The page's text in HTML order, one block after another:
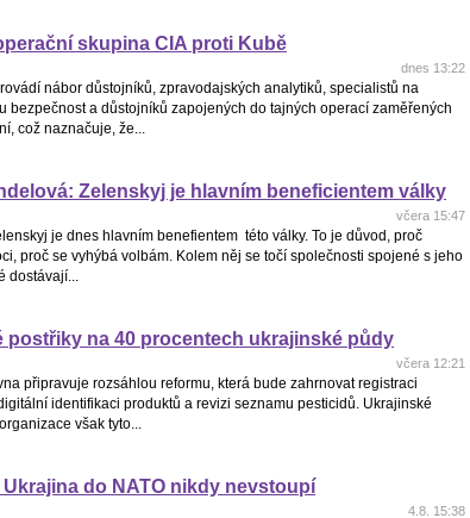
skupina CIA proti Kubě
dnes 13:22
nábor důstojníků, zpravodajských analytiků, specialistů na
bezpečnost a důstojníků zapojených do tajných operací zaměřených
což naznačuje, že...
Zelenskyj je hlavním beneficientem války
včera 15:47
je dnes hlavním benefientem této války. To je důvod, proč
proč se vyhýbá volbám. Kolem něj se točí společnosti spojené s jeho
dostávají...
postřiky na 40 procentech ukrajinské půdy
včera 12:21
připravuje rozsáhlou reformu, která bude zahrnovat registraci
identifikaci produktů a revizi seznamu pesticidů. Ukrajinské
však tyto...
do NATO nikdy nevstoupí
4.8. 15:38